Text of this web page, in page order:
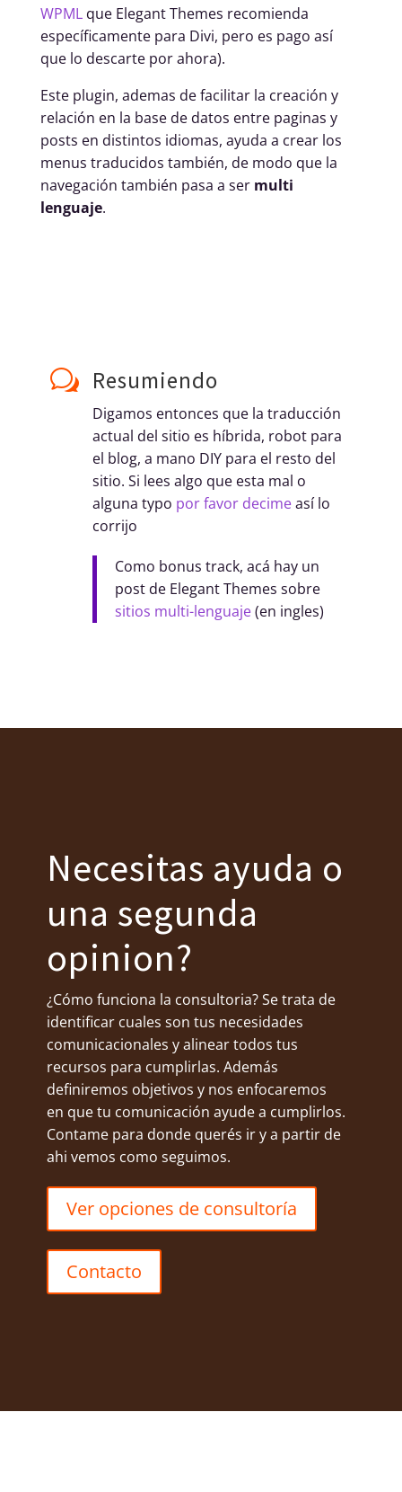
WPMLque Elegant Themes recomienda
específicamente para Divi, pero es pago así
que lo descarte por ahora).
Este plugin, ademas de facilitar la creación y
relación en la base de datos entre paginas y
posts en distintos idiomas, ayuda a crear los
menus traducidos también, de modo que la
navegación también pasa a ser multi
lenguaje.
w Resumiendo
Digamos entonces que la traducción
actual del sitio es híbrida, robot para
el blog, a mano DIY para el resto del
sitio. Si lees algo que esta mal o
alguna typo por favor decimeasí lo
corrijo
Como bonus track, acá hay un
post de Elegant Themes sobre
sitios multi-lenguaje(en ingles)
Necesitas ayuda o
una segunda
opinion?
¿Cómo funciona la consultoria? Se trata de
identificar cuales son tus necesidades
comunicacionales y alinear todos tus
recursos para cumplirlas. Además
definiremos objetivos y nos enfocaremos
en que tu comunicación ayude a cumplirlos.
Contame para donde querés ir y a partir de
ahi vemos como seguimos.
Ver opciones de consultoría
Contacto